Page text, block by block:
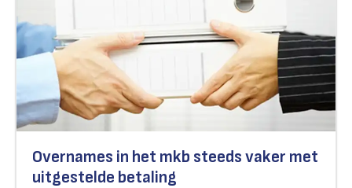
Overnames in het mkb steeds vaker met
uitgestelde betaling